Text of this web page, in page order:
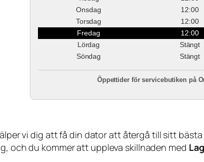
Onsdag
12:00
Torsdag
12:00
Fredag
12:00
Lördag
Stängt
Söndag
Stängt
Öppettider för servicebutiken på
vi dig att få din dator att återgå till sitt bästa
och du kommer att uppleva skillnaden med